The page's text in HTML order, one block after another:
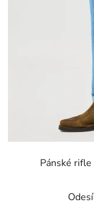
Pánské